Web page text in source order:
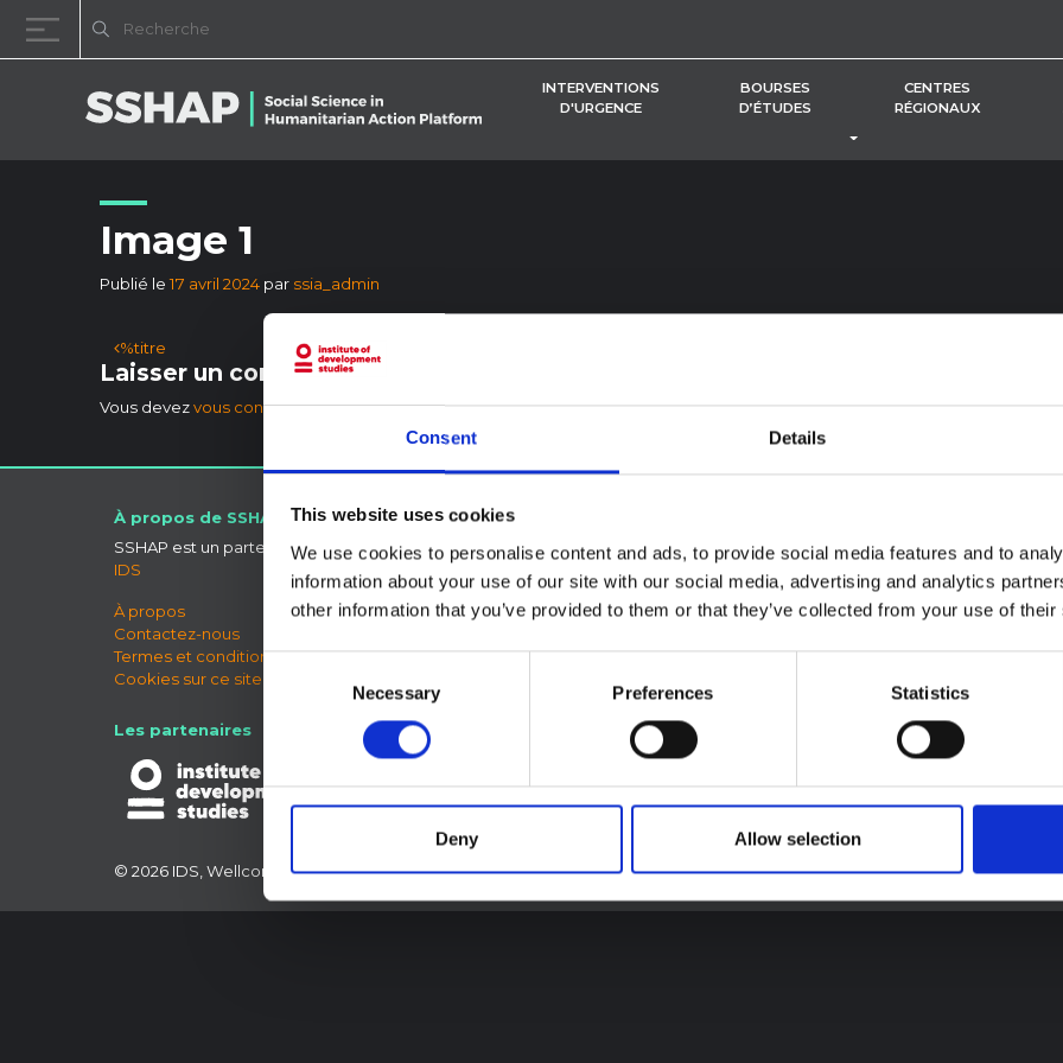
Consent Details
This website uses cookies
We use cookies to personalise content and ads, to provide social media features and to
information about your use of our site with our social media, advertising and analytics
other information that you’ve provided to them or that they’ve collected from your use of
Necessary Preferences Statistics
Deny Allow selection
INTERVENTIONS
D'URGENCE
BOURSES
D’ÉTUDES
CENTRES
RÉGIONAUX
BASCULER LE MENU
Image 1
Publié le17 avril 2024 par ssia_admin
Navigation des articles
%titre
Laisser un commentaire
Vous devezvous connecterpour publier un commentaire.
À propos de SSHAP
SSHAP est un partenariat hébergé par
IDS
À propos
Contactez-nous
Termes et conditions
Cookies sur ce site Web
Connecte-toi avec nous
Ciel bleu
X
Forum SSHAP
Les partenaires Bailleurs de fonds
© 2026 IDS, Wellcome Trust, le Bureau des affaires étrangères, du Commonwealth et du développement du Royaume-Uni